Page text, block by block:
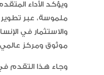
ويؤكد الأداء
ملموسة، عبر
موثوق ومركز